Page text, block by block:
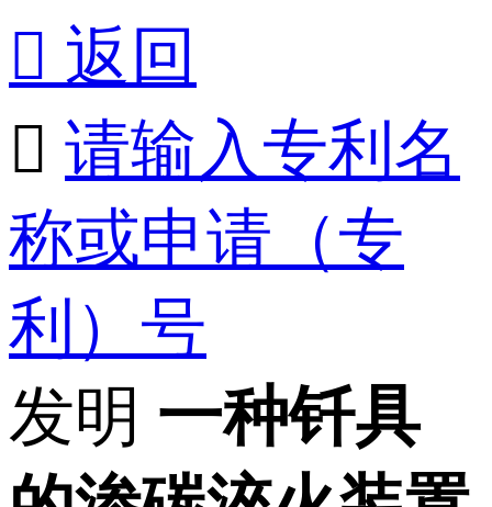
 返回
 请输入专利名
称或申请（专
利）号
发明 一种钎具